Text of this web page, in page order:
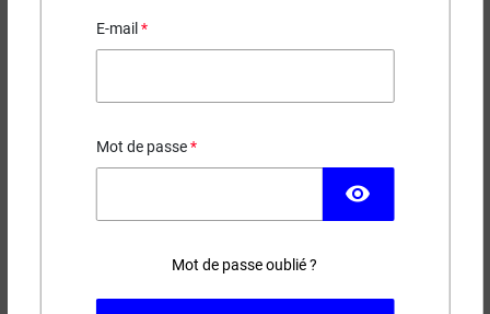
E-mail
Mot de passe
visibility
Mot de passe oublié ?
(71 avis)
Noisette - Praline - Nougatine - Biscuit
5,20 €